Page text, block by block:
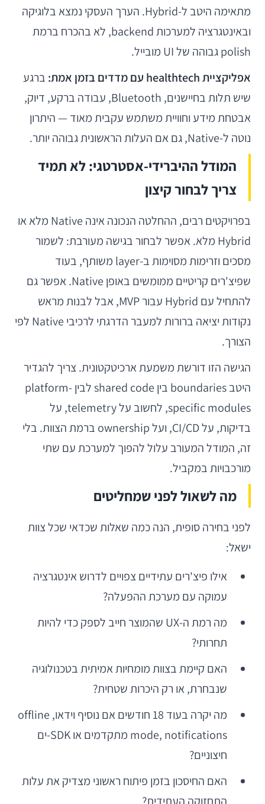
מתאימה היטב ל-Hybrid. הערך העסקי נמצא בלוגיקה
ובאינטגרציה למערכות backend, לא בהכרח ברמת
polish גבוהה של UI מובייל.
אפליקציית healthtech עם מדדים בזמן אמת:
ברגע
שיש תלות בחיישנים, Bluetooth, עבודה ברקע, דיוק,
אבטחת מידע וחוויית משתמש עקבית מאוד — היתרון
נוטה ל-Native, גם אם העלות הראשונית גבוהה יותר.
המודל ההיברידי-אסטרטגי: לא תמיד
צריך לבחור קיצון
בפרויקטים רבים, ההחלטה הנכונה אינה Native מלא או
Hybrid מלא. אפשר לבחור בגישה מעורבת: לשמור
מסכים וזרימות מסוימות ב-layer משותף, בעוד
שפיצ'רים קריטיים ממומשים באופן Native. אפשר גם
להתחיל עם Hybrid עבור MVP, אבל לבנות מראש
נקודות יציאה ברורות למעבר הדרגתי לרכיבי Native לפי
הצורך.
הגישה הזו דורשת משמעת ארכיטקטונית. צריך להגדיר
היטב boundaries בין shared code לבין platform-
specific modules, לחשוב על telemetry, על
בדיקות, על CI/CD, ועל ownership ברמת הצוות. בלי
זה, המודל המעורב עלול להפוך למערכת עם שתי
מורכבויות במקביל.
מה לשאול לפני שמחליטים
לפני בחירה סופית, הנה כמה שאלות שכדאי שכל צוות
ישאל:
אילו פיצ'רים עתידיים צפויים לדרוש אינטגרציה
עמוקה עם מערכת ההפעלה?
מה רמת ה-UX שהמוצר חייב לספק כדי להיות
תחרותי?
האם קיימת בצוות מומחיות אמיתית בטכנולוגיה
שנבחרת, או רק היכרות שטחית?
מה יקרה בעוד 18 חודשים אם נוסיף וידאו, offline
mode, notifications מתקדמים או SDK-ים
חיצוניים?
האם החיסכון בזמן פיתוח ראשוני מצדיק את עלות